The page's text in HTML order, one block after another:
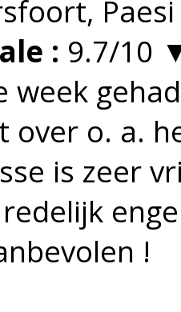
: 9.7/10
week
over o. a.
is zeer
!